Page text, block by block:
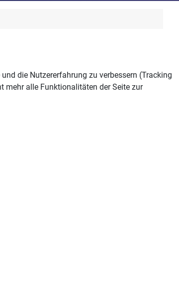
die Nutzererfahrung zu verbessern (Tracking
mehr alle Funktionalitäten der Seite zur